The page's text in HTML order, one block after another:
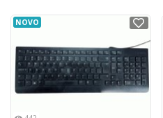
NOVO